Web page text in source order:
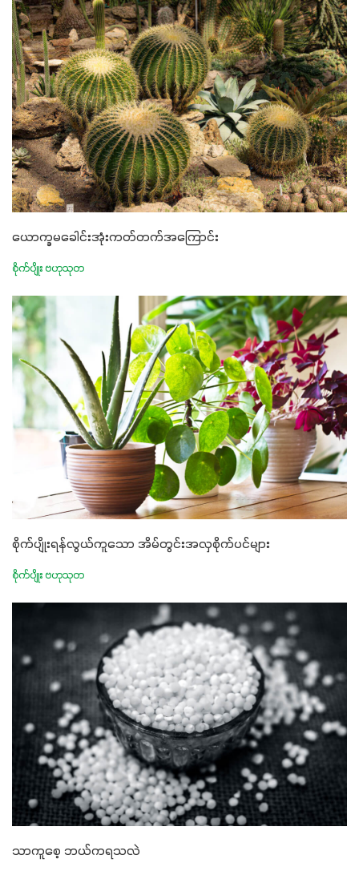
ယောက္ခမခေါင်းအုံးကတ်တက်အကြောင်း
စိုက်ပျိုး ဗဟုသုတ
စိုက်ပျိုးရန်လွယ်ကူသော အိမ်တွင်းအလှစိုက်ပင်များ
စိုက်ပျိုး ဗဟုသုတ
သာကူစေ့ ဘယ်ကရသလဲ